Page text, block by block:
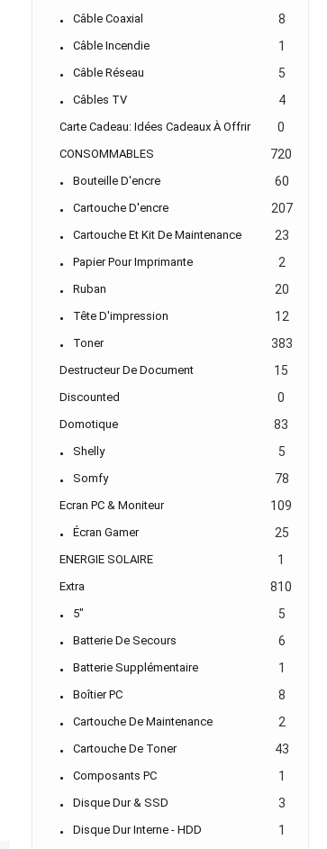
Câble Coaxial 8
Câble Incendie 1
Câble Réseau 5
Câbles TV 4
Carte Cadeau: Idées Cadeaux À Offrir 0
CONSOMMABLES 720
Bouteille D'encre 60
Cartouche D'encre 207
Cartouche Et Kit De Maintenance 23
Papier Pour Imprimante 2
Ruban 20
Tête D'impression 12
Toner 383
Destructeur De Document 15
Discounted 0
Domotique 83
Shelly 5
Somfy 78
Ecran PC & Moniteur 109
Écran Gamer 25
ENERGIE SOLAIRE 1
Extra 810
5" 5
Batterie De Secours 6
Batterie Supplémentaire 1
Boîtier PC 8
Cartouche De Maintenance 2
Cartouche De Toner 43
Composants PC 1
Disque Dur & SSD 3
Disque Dur Interne - HDD 1